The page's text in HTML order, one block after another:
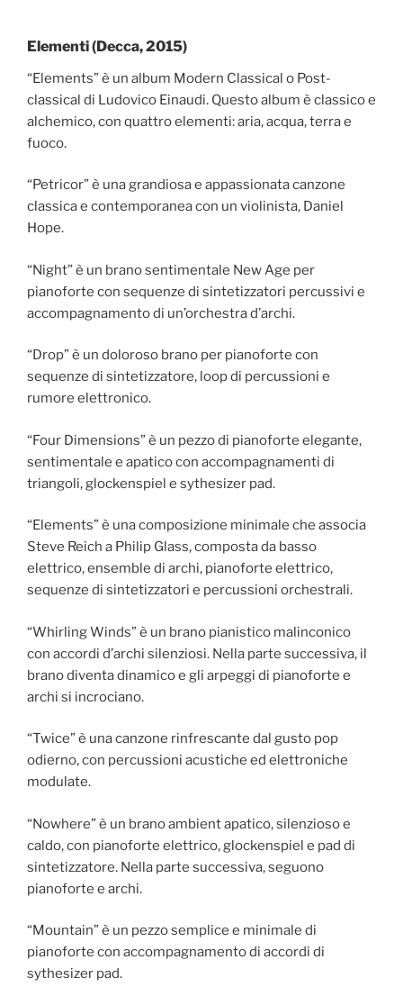
Elementi (Decca, 2015)
“Elements” è un album Modern Classical o Post-
classical di Ludovico Einaudi. Questo album è classico e
alchemico, con quattro elementi: aria, acqua, terra e
fuoco.
“Petricor” è una grandiosa e appassionata canzone
classica e contemporanea con un violinista, Daniel
Hope.
“Night” è un brano sentimentale New Age per
pianoforte con sequenze di sintetizzatori percussivi e
accompagnamento di un’orchestra d’archi.
“Drop” è un doloroso brano per pianoforte con
sequenze di sintetizzatore, loop di percussioni e
rumore elettronico.
“Four Dimensions” è un pezzo di pianoforte elegante,
sentimentale e apatico con accompagnamenti di
triangoli, glockenspiel e sythesizer pad.
“Elements” è una composizione minimale che associa
Steve Reich a Philip Glass, composta da basso
elettrico, ensemble di archi, pianoforte elettrico,
sequenze di sintetizzatori e percussioni orchestrali.
“Whirling Winds” è un brano pianistico malinconico
con accordi d’archi silenziosi. Nella parte successiva, il
brano diventa dinamico e gli arpeggi di pianoforte e
archi si incrociano.
“Twice” è una canzone rinfrescante dal gusto pop
odierno, con percussioni acustiche ed elettroniche
modulate.
“Nowhere” è un brano ambient apatico, silenzioso e
caldo, con pianoforte elettrico, glockenspiel e pad di
sintetizzatore. Nella parte successiva, seguono
pianoforte e archi.
“Mountain” è un pezzo semplice e minimale di
pianoforte con accompagnamento di accordi di
sythesizer pad.